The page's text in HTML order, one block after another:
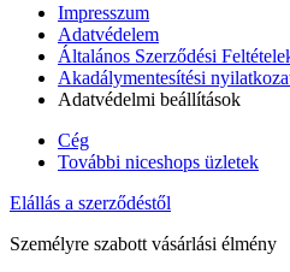
Impresszum
Adatvédelem
Általános Szerződési
Akadálymentesítési
Adatvédelmi beállítások
Cég
További niceshops üzletek
Elállás a szerződéstől
Személyre szabott vásárlási élmény